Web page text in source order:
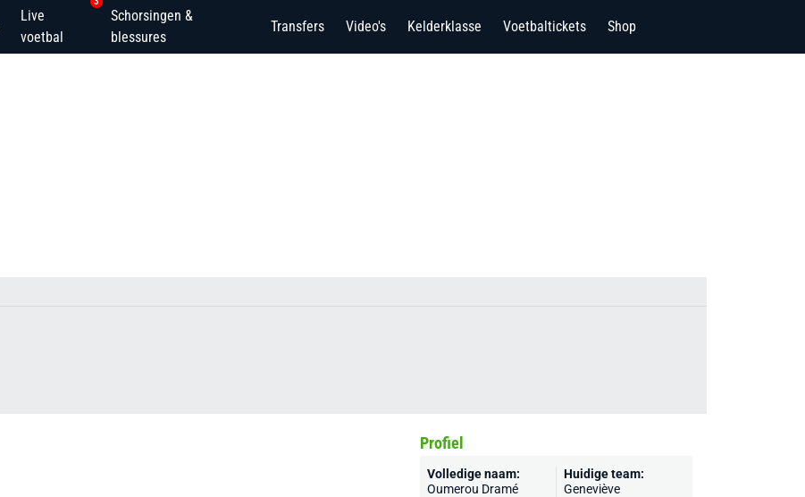
Live
voetbal
Schorsingen &
blessures
Transfers Video's Kelderklasse Voetbaltickets Shop
Profiel
Volledige naam:
Oumerou Dramé
Huidige team:
Geneviève